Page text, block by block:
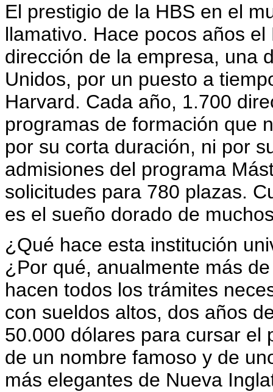
El prestigio de la HBS en el
llamativo. Hace pocos años
dirección de la empresa, una
Unidos, por un puesto a
Harvard. Cada año, 1.700
programas de formación que
por su corta duración, ni por
admisiones del programa
solicitudes para 780 plazas.
es el sueño dorado de
¿Qué hace esta institución
¿Por qué, anualmente más
hacen todos los trámites
con sueldos altos, dos años
50.000 dólares para cursar el
de un nombre famoso y de
más elegantes de Nueva